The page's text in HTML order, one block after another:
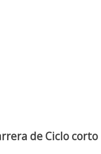
de Ciclo corto